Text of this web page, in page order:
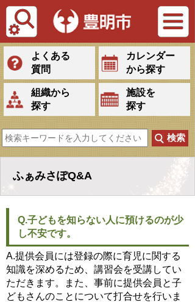
Tiếng Việt
よくある
質問
カレンダー
から探す
組織から
探す
施設を
探す
ふぁみさぽQ&A
Q.子どもを知らない人に預けるのが少
し不安です。
A.提供会員には登録の際に育児に関する
知識を深めるため、講習会を受講してい
ただきます。また、事前に提供会員と子
どもさんのことについて打合せを行いま